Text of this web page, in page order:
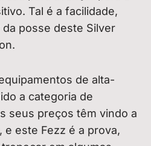
Tal é a facilidade,
posse deste Silver
de alta-
a categoria de
seus preços têm vindo a
e este Fezz é a prova,